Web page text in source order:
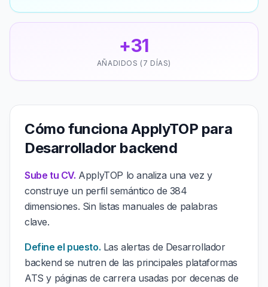
+31
AÑADIDOS (7 DÍAS)
Cómo funciona ApplyTOP para
Desarrollador backend
Sube tu CV. ApplyTOP lo analiza una vez y
construye un perfil semántico de 384
dimensiones. Sin listas manuales de palabras
clave.
Define el puesto. Las alertas de Desarrollador
backend se nutren de las principales plataformas
ATS y páginas de carrera usadas por decenas de